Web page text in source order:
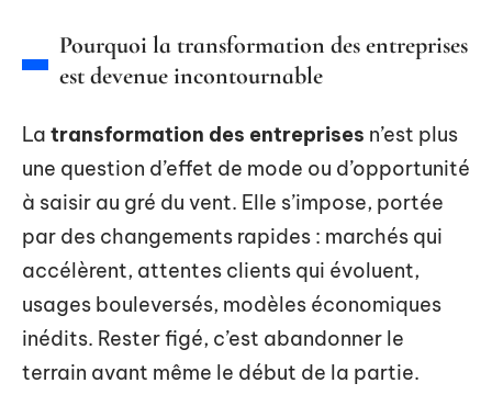
Pourquoi la transformation des entreprises
est devenue incontournable
La transformation des entreprises n’est plus
une question d’effet de mode ou d’opportunité
à saisir au gré du vent. Elle s’impose, portée
par des changements rapides : marchés qui
accélèrent, attentes clients qui évoluent,
usages bouleversés, modèles économiques
inédits. Rester figé, c’est abandonner le
terrain avant même le début de la partie.